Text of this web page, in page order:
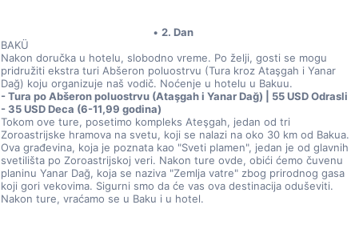
2. Dan
BAKÜ
Nakon doručka u hotelu, slobodno vreme. Po želji, gosti se mogu
pridružiti ekstra turi Abšeron poluostrvu (Tura kroz Ataşgah i Yanar
Dağ) koju organizuje naš vodič. Noćenje u hotelu u Bakuu.
- Tura po Abšeron poluostrvu (Ataşgah i Yanar Dağ) | 55 USD Odrasli
- 35 USD Deca (6-11,99 godina)
Tokom ove ture, posetimo kompleks Ateşgah, jedan od tri
Zoroastrijske hramova na svetu, koji se nalazi na oko 30 km od Bakua.
Ova građevina, koja je poznata kao "Sveti plamen", jedan je od glavnih
svetilišta po Zoroastrijskoj veri. Nakon ture ovde, obići ćemo čuvenu
planinu Yanar Dağ, koja se naziva "Zemlja vatre" zbog prirodnog gasa
koji gori vekovima. Sigurni smo da će vas ova destinacija oduševiti.
Nakon ture, vraćamo se u Baku i u hotel.